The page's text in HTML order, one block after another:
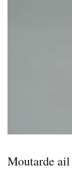
Moutarde ail